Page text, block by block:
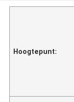
Hoogtepunt: